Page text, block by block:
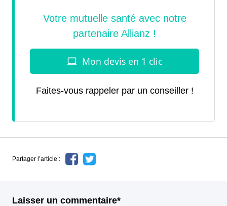
Faites-vous rappeler par un conseiller !
Partager l’article :
Laisser un commentaire*